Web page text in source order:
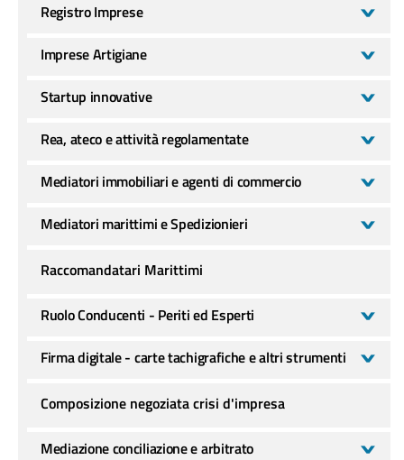
Registro Imprese
Imprese Artigiane
Startup innovative
Rea, ateco e attività regolamentate
Mediatori immobiliari e agenti di commercio
Mediatori marittimi e Spedizionieri
Raccomandatari Marittimi
Ruolo Conducenti - Periti ed Esperti
Firma digitale - carte tachigrafiche e altri strumenti
Composizione negoziata crisi d'impresa
Mediazione conciliazione e arbitrato